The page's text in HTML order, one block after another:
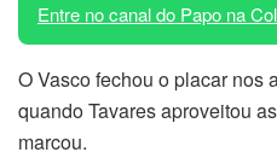
Entre no canal do Papo na
O Vasco fechou o placar nos
quando Tavares aproveitou
marcou.